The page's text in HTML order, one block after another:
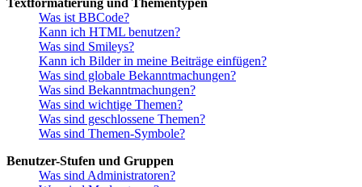
Textformatierung und Thementypen
Was ist BBCode?
Kann ich HTML benutzen?
Was sind Smileys?
Kann ich Bilder in meine Beiträge einfügen?
Was sind globale Bekanntmachungen?
Was sind Bekanntmachungen?
Was sind wichtige Themen?
Was sind geschlossene Themen?
Was sind Themen-Symbole?
Benutzer-Stufen und Gruppen
Was sind Administratoren?